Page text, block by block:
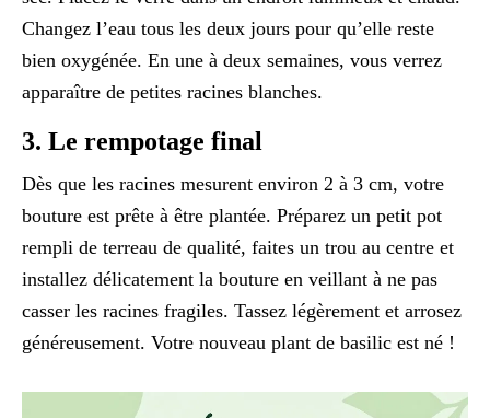
Changez l’eau tous les deux jours pour qu’elle reste
bien oxygénée. En une à deux semaines, vous verrez
apparaître de petites racines blanches.
3. Le rempotage final
Dès que les racines mesurent environ 2 à 3 cm, votre
bouture est prête à être plantée. Préparez un petit pot
rempli de terreau de qualité, faites un trou au centre et
installez délicatement la bouture en veillant à ne pas
casser les racines fragiles. Tassez légèrement et arrosez
généreusement. Votre nouveau plant de basilic est né !